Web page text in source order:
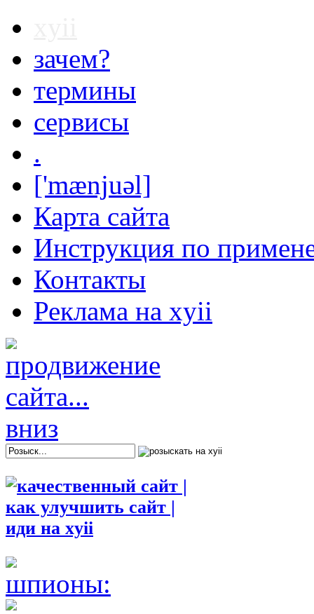
зачем?
термины
сервисы
.
['mænjuəl]
Карта сайта
Инструкция по
Контакты
Реклама на xyii
шпионы: